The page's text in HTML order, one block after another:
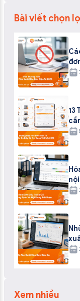
Bài viết chọn
13
Xem nhiều